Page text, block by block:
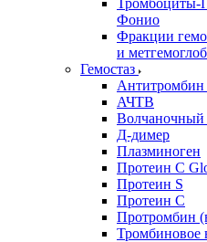
Тромбоциты-
Фонио
Фракции
и
Гемостаз
АЧТВ
Волчаночный
Д-димер
Плазминоген
Протеин C
Протеин S
Протеин С
Протромбин
Тромбиновое